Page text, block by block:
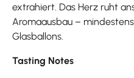
extrahiert. Das Herz ruht
Aromaausbau –
Glasballons.
Tasting Notes